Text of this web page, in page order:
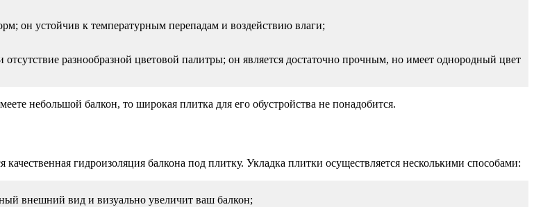
он устойчив к температурным перепадам и воздействию влаги;
разнообразной цветовой палитры; он является достаточно прочным, но имеет однородный цвет
небольшой балкон, то широкая плитка для его обустройства не понадобится.
гидроизоляция балкона под плитку. Укладка плитки осуществляется несколькими способами:
внешний вид и визуально увеличит ваш балкон;